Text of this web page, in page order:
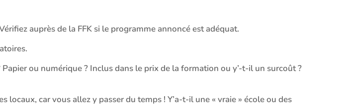
auprès de la FFK si le programme annoncé est adéquat.
ou numérique ? Inclus dans le prix de la formation ou y’-t-il un surcoût ?
car vous allez y passer du temps ! Y’a-t-il une « vraie » école ou des